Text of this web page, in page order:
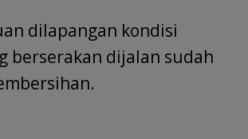
dilapangan kondisi
berserakan dijalan sudah